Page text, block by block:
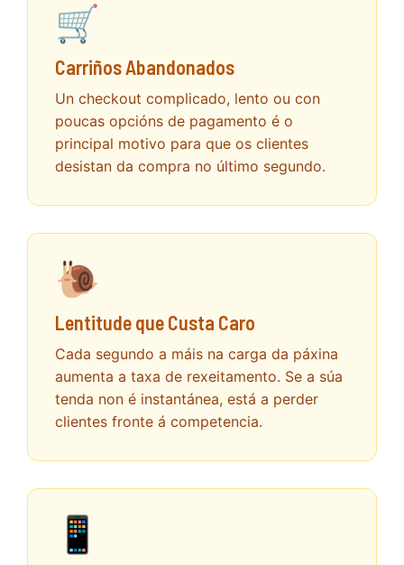
🛒
Carriños Abandonados
Un checkout complicado, lento ou con
poucas opcións de pagamento é o
principal motivo para que os clientes
desistan da compra no último segundo.
🐌
Lentitude que Custa Caro
Cada segundo a máis na carga da páxina
aumenta a taxa de rexeitamento. Se a súa
tenda non é instantánea, está a perder
clientes fronte á competencia.
📱